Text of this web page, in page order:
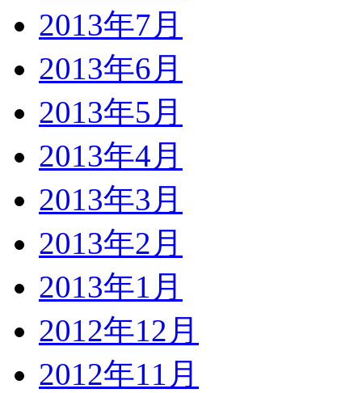
2013年7月
2013年6月
2013年5月
2013年4月
2013年3月
2013年2月
2013年1月
2012年12月
2012年11月